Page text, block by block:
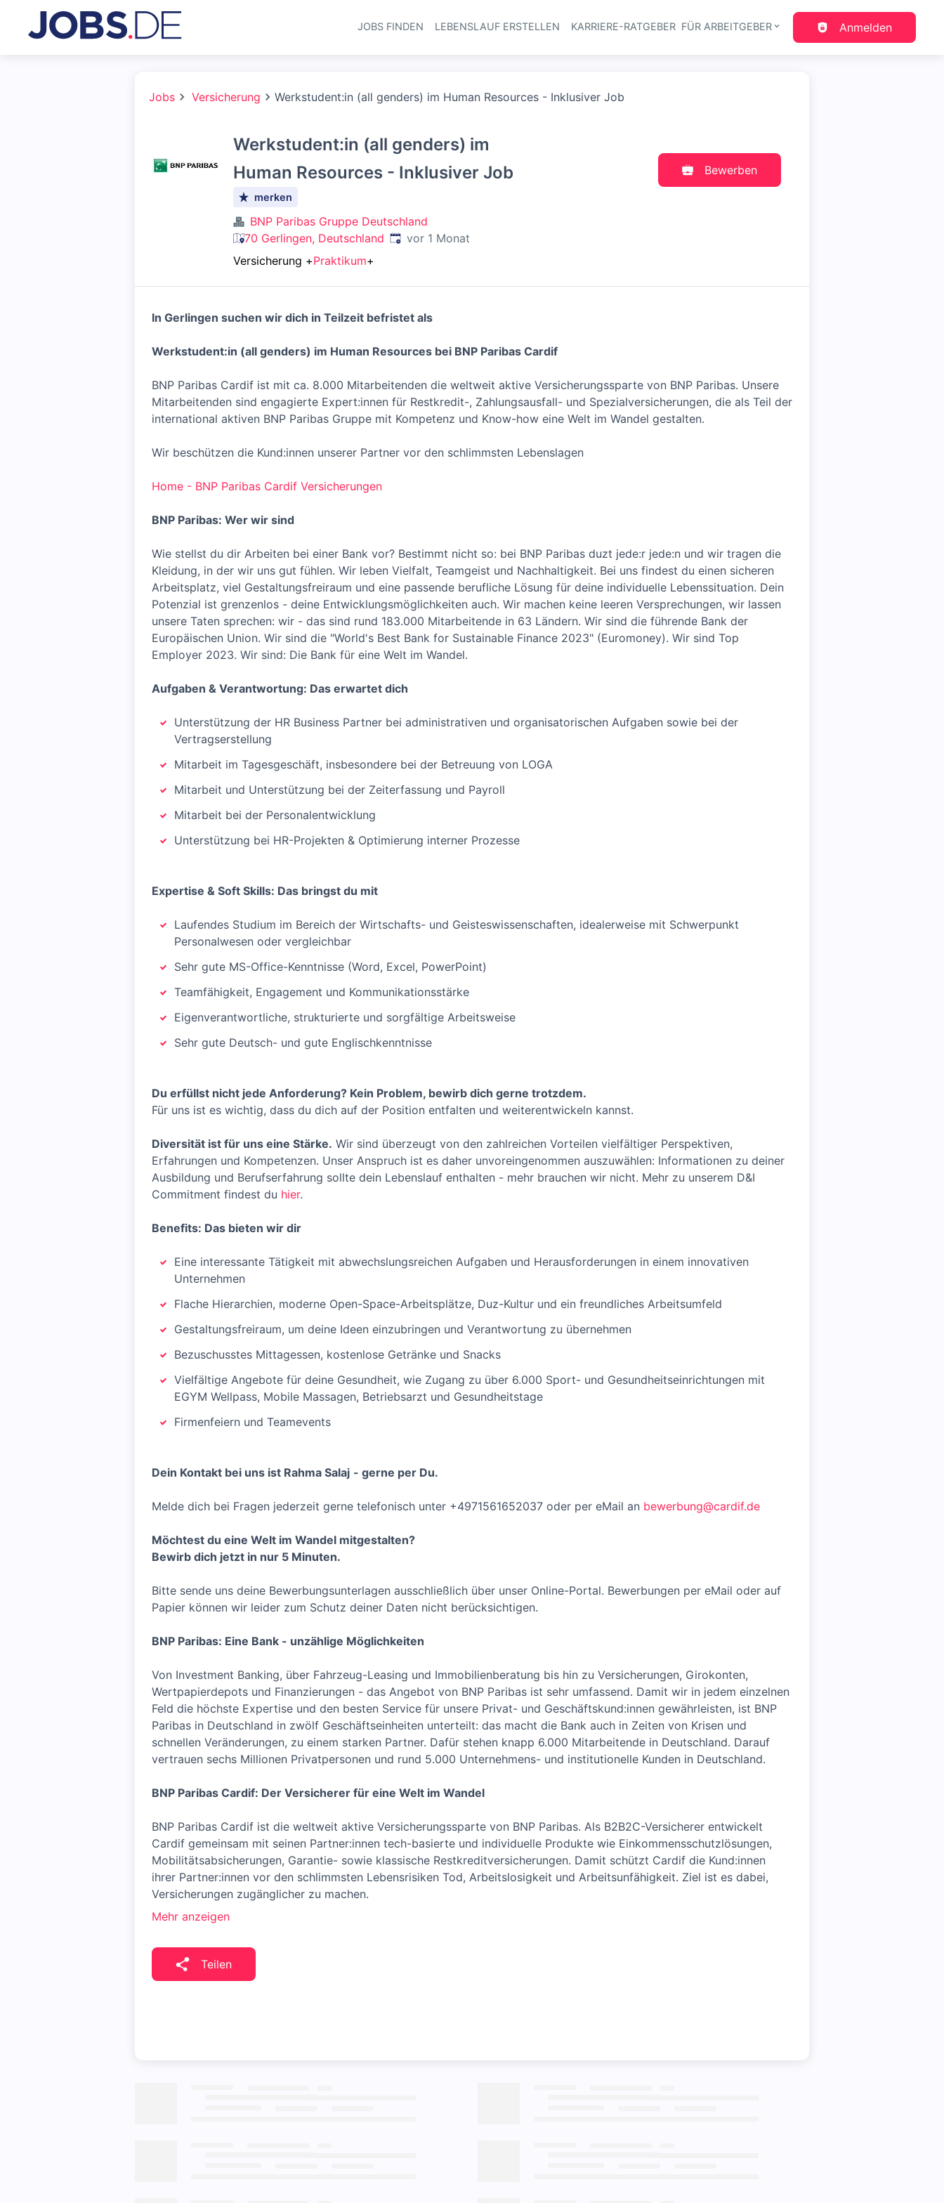
Haupt-Navigation
JOBS FINDEN LEBENSLAUF ERSTELLEN KARRIERE-RATGEBER FÜR ARBEITGEBER Anmelden
Jobs Versicherung Werkstudent:in (all genders) im Human Resources - Inklusiver Job
Werkstudent:in (all genders) im
Human Resources - Inklusiver Job
merken
BNP Paribas Gruppe Deutschland
70 Gerlingen, Deutschland Veröffentlicht:
vor 1 Monat
Versicherung +Praktikum+
Bewerben
In Gerlingen suchen wir dich in Teilzeit befristet als
Werkstudent:in (all genders) im Human Resources bei BNP Paribas Cardif
BNP Paribas Cardif ist mit ca. 8.000 Mitarbeitenden die weltweit aktive Versicherungssparte von BNP Paribas. Unsere
Mitarbeitenden sind engagierte Expert:innen für Restkredit-, Zahlungsausfall- und Spezialversicherungen, die als Teil der
international aktiven BNP Paribas Gruppe mit Kompetenz und Know-how eine Welt im Wandel gestalten.
Wir beschützen die Kund:innen unserer Partner vor den schlimmsten Lebenslagen
Home - BNP Paribas Cardif Versicherungen
BNP Paribas: Wer wir sind
Wie stellst du dir Arbeiten bei einer Bank vor? Bestimmt nicht so: bei BNP Paribas duzt jede:r jede:n und wir tragen die
Kleidung, in der wir uns gut fühlen. Wir leben Vielfalt, Teamgeist und Nachhaltigkeit. Bei uns findest du einen sicheren
Arbeitsplatz, viel Gestaltungsfreiraum und eine passende berufliche Lösung für deine individuelle Lebenssituation. Dein
Potenzial ist grenzenlos - deine Entwicklungsmöglichkeiten auch. Wir machen keine leeren Versprechungen, wir lassen
unsere Taten sprechen: wir - das sind rund 183.000 Mitarbeitende in 63 Ländern. Wir sind die führende Bank der
Europäischen Union. Wir sind die "World's Best Bank for Sustainable Finance 2023" (Euromoney). Wir sind Top
Employer 2023. Wir sind: Die Bank für eine Welt im Wandel.
Aufgaben & Verantwortung: Das erwartet dich
Unterstützung der HR Business Partner bei administrativen und organisatorischen Aufgaben sowie bei der
Vertragserstellung
Mitarbeit im Tagesgeschäft, insbesondere bei der Betreuung von LOGA
Mitarbeit und Unterstützung bei der Zeiterfassung und Payroll
Mitarbeit bei der Personalentwicklung
Unterstützung bei HR-Projekten & Optimierung interner Prozesse
Expertise & Soft Skills: Das bringst du mit
Laufendes Studium im Bereich der Wirtschafts- und Geisteswissenschaften, idealerweise mit Schwerpunkt
Personalwesen oder vergleichbar
Sehr gute MS-Office-Kenntnisse (Word, Excel, PowerPoint)
Teamfähigkeit, Engagement und Kommunikationsstärke
Eigenverantwortliche, strukturierte und sorgfältige Arbeitsweise
Sehr gute Deutsch- und gute Englischkenntnisse
Du erfüllst nicht jede Anforderung? Kein Problem, bewirb dich gerne trotzdem.
Für uns ist es wichtig, dass du dich auf der Position entfalten und weiterentwickeln kannst.
Diversität ist für uns eine Stärke. Wir sind überzeugt von den zahlreichen Vorteilen vielfältiger Perspektiven,
Erfahrungen und Kompetenzen. Unser Anspruch ist es daher unvoreingenommen auszuwählen: Informationen zu deiner
Ausbildung und Berufserfahrung sollte dein Lebenslauf enthalten - mehr brauchen wir nicht. Mehr zu unserem D&I
Commitment findest du hier.
Benefits: Das bieten wir dir
Eine interessante Tätigkeit mit abwechslungsreichen Aufgaben und Herausforderungen in einem innovativen
Unternehmen
Flache Hierarchien, moderne Open-Space-Arbeitsplätze, Duz-Kultur und ein freundliches Arbeitsumfeld
Gestaltungsfreiraum, um deine Ideen einzubringen und Verantwortung zu übernehmen
Bezuschusstes Mittagessen, kostenlose Getränke und Snacks
Vielfältige Angebote für deine Gesundheit, wie Zugang zu über 6.000 Sport- und Gesundheitseinrichtungen mit
EGYM Wellpass, Mobile Massagen, Betriebsarzt und Gesundheitstage
Firmenfeiern und Teamevents
Dein Kontakt bei uns ist Rahma Salaj - gerne per Du.
Melde dich bei Fragen jederzeit gerne telefonisch unter +4971561652037 oder per eMail an bewerbung@cardif.de
Möchtest du eine Welt im Wandel mitgestalten?
Bewirb dich jetzt in nur 5 Minuten.
Bitte sende uns deine Bewerbungsunterlagen ausschließlich über unser Online-Portal. Bewerbungen per eMail oder auf
Papier können wir leider zum Schutz deiner Daten nicht berücksichtigen.
BNP Paribas: Eine Bank - unzählige Möglichkeiten
Von Investment Banking, über Fahrzeug-Leasing und Immobilienberatung bis hin zu Versicherungen, Girokonten,
Wertpapierdepots und Finanzierungen - das Angebot von BNP Paribas ist sehr umfassend. Damit wir in jedem einzelnen
Feld die höchste Expertise und den besten Service für unsere Privat- und Geschäftskund:innen gewährleisten, ist BNP
Paribas in Deutschland in zwölf Geschäftseinheiten unterteilt: das macht die Bank auch in Zeiten von Krisen und
schnellen Veränderungen, zu einem starken Partner. Dafür stehen knapp 6.000 Mitarbeitende in Deutschland. Darauf
vertrauen sechs Millionen Privatpersonen und rund 5.000 Unternehmens- und institutionelle Kunden in Deutschland.
BNP Paribas Cardif: Der Versicherer für eine Welt im Wandel
BNP Paribas Cardif ist die weltweit aktive Versicherungssparte von BNP Paribas. Als B2B2C-Versicherer entwickelt
Cardif gemeinsam mit seinen Partner:innen tech-basierte und individuelle Produkte wie Einkommensschutzlösungen,
Mobilitätsabsicherungen, Garantie- sowie klassische Restkreditversicherungen. Damit schützt Cardif die Kund:innen
ihrer Partner:innen vor den schlimmsten Lebensrisiken Tod, Arbeitslosigkeit und Arbeitsunfähigkeit. Ziel ist es dabei,
Versicherungen zugänglicher zu machen.
Mehr anzeigen
Teilen